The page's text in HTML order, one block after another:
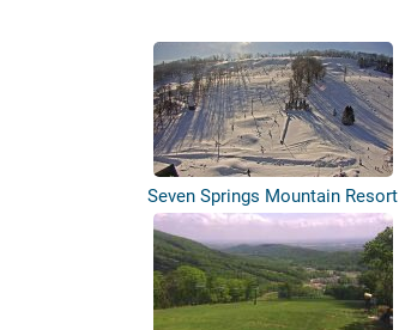
Seven Springs Mountain Resort